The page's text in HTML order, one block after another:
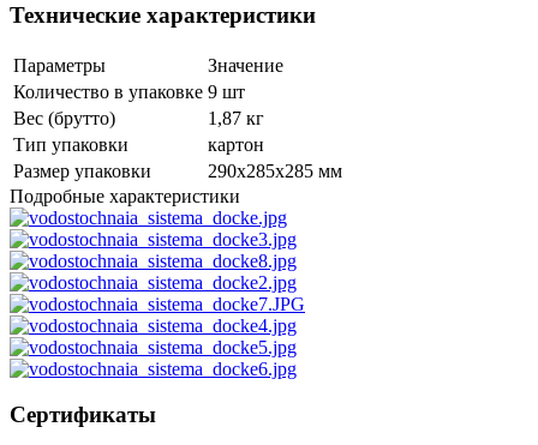
Технические характеристики
Параметры
Значение
Количество в упаковке 9 шт
Вес (брутто)
1,87 кг
Тип упаковки
картон
Размер упаковки
290х285х285 мм
Подробные характеристики
Сертификаты